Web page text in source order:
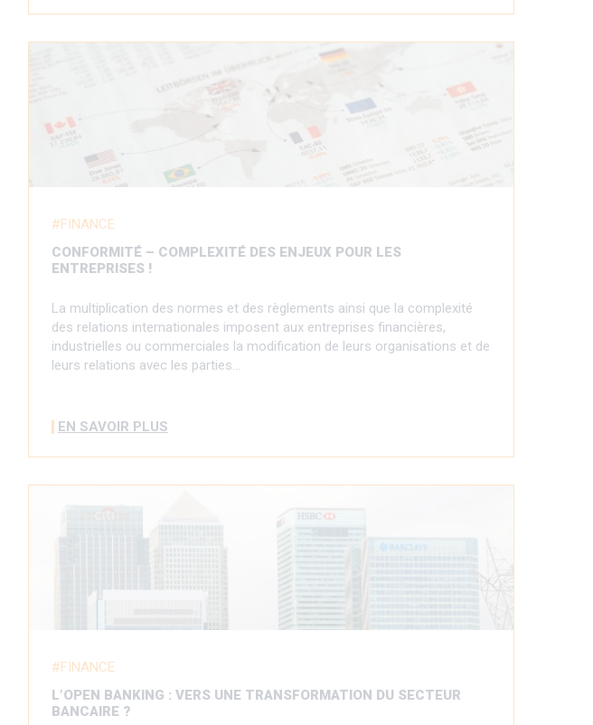
FINANCE
CONFORMITÉ – COMPLEXITÉ DES ENJEUX POUR LES
ENTREPRISES !
La multiplication des normes et des règlements ainsi que la complexité
des relations internationales imposent aux entreprises financières,
industrielles ou commerciales la modification de leurs organisations et de
leurs relations avec les parties…
EN SAVOIR PLUS
FINANCE
L’OPEN BANKING : VERS UNE TRANSFORMATION DU SECTEUR
BANCAIRE ?